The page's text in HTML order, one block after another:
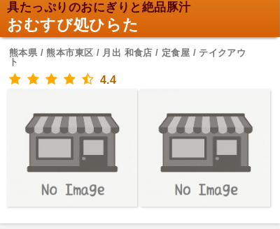
具たっぷりのおにぎりと絶品豚汁
おむすび処ひらた
熊本県 / 熊本市東区 / 月出 和食店 / 定食屋 / テイクアウ
ト
4.4